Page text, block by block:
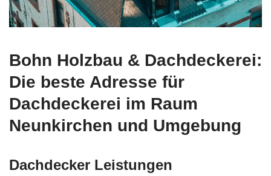
Bohn Holzbau & Dachdeckerei:
Die beste Adresse für
Dachdeckerei im Raum
Neunkirchen und Umgebung
Dachdecker Leistungen